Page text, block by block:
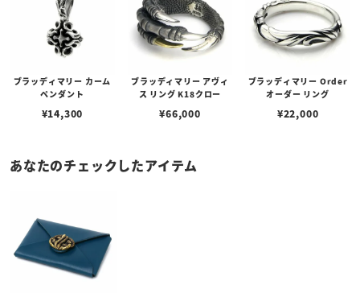
ブラッディマリー カーム
ペンダント
¥14,300
ブラッディマリー アヴィ
ス リング K18クロー
¥66,000
ブラッディマリー Order
オーダー リング
¥22,000
あなたのチェックしたアイテム